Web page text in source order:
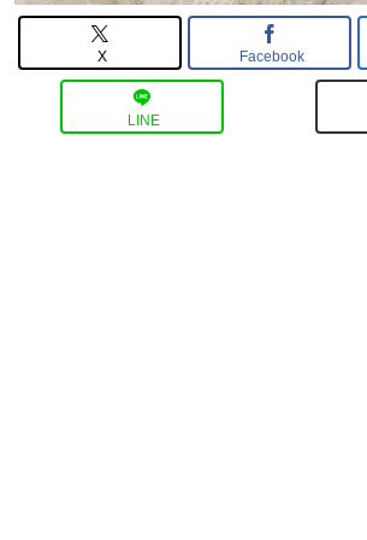
X Facebook
LINE